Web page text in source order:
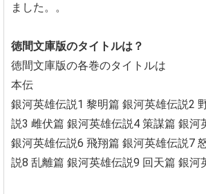
ました。。
徳間文庫版のタイトルは？
徳間文庫版の各巻のタイトルは
本伝
銀河英雄伝説1 黎明篇 銀河英雄伝説2
説3 雌伏篇 銀河英雄伝説4 策謀篇 銀河
銀河英雄伝説6 飛翔篇 銀河英雄伝説7
説8 乱離篇 銀河英雄伝説9 回天篇 銀河